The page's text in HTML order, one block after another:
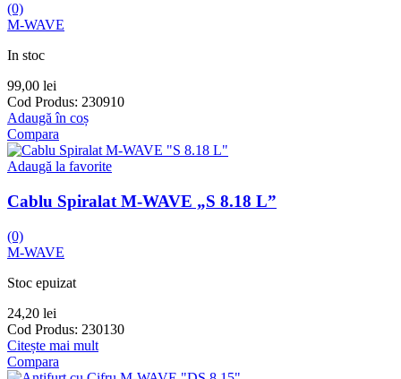
(0)
M-WAVE
In stoc
99,00 lei
Cod Produs: 230910
Adaugă în coș
Compara
Adaugă la favorite
Cablu Spiralat M-WAVE „S 8.18 L”
(0)
M-WAVE
Stoc epuizat
24,20 lei
Cod Produs: 230130
Citește mai mult
Compara